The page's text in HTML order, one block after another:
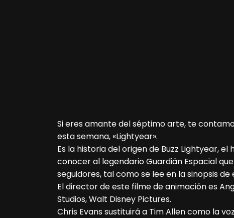
Si eres amante del séptimo arte, te
esta semana, «Lightyear».
Es la historia del origen de Buzz Lightyear,
conocer al legendario Guardián Espacial
seguidores, tal como se lee en la sinopsis de
El director de este filme de animación es
Studios, Walt Disney Pictures.
Chris Evans sustituirá a Tim Allen como la